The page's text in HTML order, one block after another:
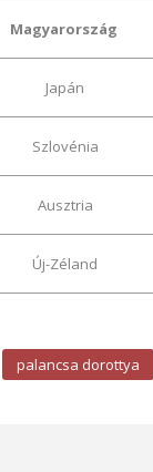
Magyarország
Japán
Szlovénia
Ausztria
Új-Zéland
palancsa dorottya